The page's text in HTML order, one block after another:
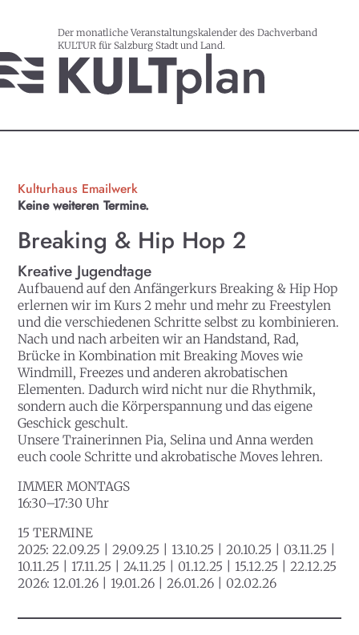
Der monatliche Veranstaltungskalender des Dachverband
KULTUR für Salzburg Stadt und Land.
Kulturhaus Emailwerk
Keine weiteren Termine.
Breaking & Hip Hop 2
Kreative Jugendtage
Aufbauend auf den Anfängerkurs Breaking & Hip Hop
erlernen wir im Kurs 2 mehr und mehr zu Freestylen
und die verschiedenen Schritte selbst zu kombinieren.
Nach und nach arbeiten wir an Handstand, Rad,
Brücke in Kombination mit Breaking Moves wie
Windmill, Freezes und anderen akrobatischen
Elementen. Dadurch wird nicht nur die Rhythmik,
sondern auch die Körperspannung und das eigene
Geschick geschult.
Unsere Trainerinnen Pia, Selina und Anna werden
euch coole Schritte und akrobatische Moves lehren.
IMMER MONTAGS
16:30–17:30 Uhr
15 TERMINE
2025: 22.09.25 | 29.09.25 | 13.10.25 | 20.10.25 | 03.11.25 |
10.11.25 | 17.11.25 | 24.11.25 | 01.12.25 | 15.12.25 | 22.12.25
2026: 12.01.26 | 19.01.26 | 26.01.26 | 02.02.26